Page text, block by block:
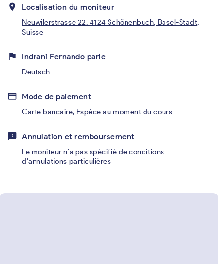
place Localisation du moniteur
Neuwilerstrasse 22. 4124 Schönenbuch, Basel-Stadt,
Suisse
flag Indrani Fernando parle
Deutsch
credit_card Mode de paiement
Carte bancaire, Espèce au moment du cours
feedback Annulation et remboursement
Le moniteur n'a pas spécifié de conditions
d'annulations particulières